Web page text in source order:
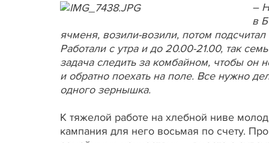
–
в
ячменя, возили-возили, потом
Работали с утра и до 20.00-21.00, так
задача следить за комбайном, чтобы он
и обратно поехать на поле. Все нужно
одного зернышка.
К тяжелой работе на хлебной ниве
кампания для него восьмая по счету.